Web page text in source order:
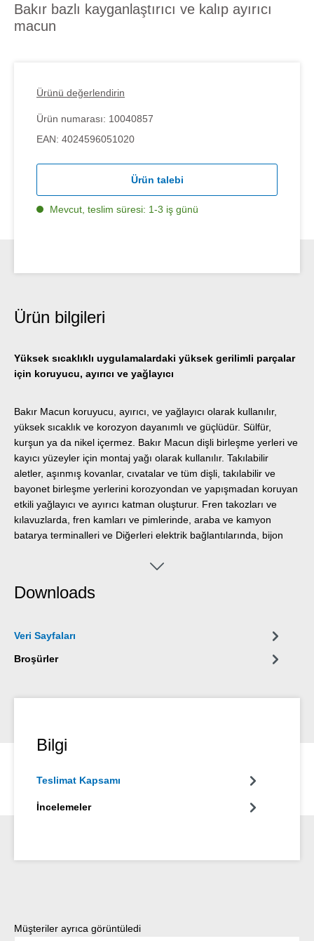
Bakır bazlı kayganlaştırıcı ve kalıp ayırıcı
macun
Ürünü değerlendirin
Ürün numarası: 10040857
EAN: 4024596051020
Ürün talebi
Mevcut, teslim süresi: 1-3 iş günü
Ürün bilgileri
Yüksek sıcaklıklı uygulamalardaki yüksek gerilimli parçalar
için koruyucu, ayırıcı ve yağlayıcı
Bakır Macun koruyucu, ayırıcı, ve yağlayıcı olarak kullanılır,
yüksek sıcaklık ve korozyon dayanımlı ve güçlüdür. Sülfür,
kurşun ya da nikel içermez. Bakır Macun dişli birleşme yerleri ve
kayıcı yüzeyler için montaj yağı olarak kullanılır. Takılabilir
aletler, aşınmış kovanlar, cıvatalar ve tüm dişli, takılabilir ve
bayonet birleşme yerlerini korozyondan ve yapışmadan koruyan
etkili yağlayıcı ve ayırıcı katman oluşturur. Fren takozları ve
kılavuzlarda, fren kamları ve pimlerinde, araba ve kamyon
batarya terminalleri ve Diğerleri elektrik bağlantılarında, bijon
basınçlı hava ve hidrolik çekiçlerde titreşimi azaltmak için
Downloads
Veri Sayfaları
Broşürler
Bilgi
Teslimat Kapsamı
İncelemeler
Ürün galerisini atla
Müşteriler ayrıca görüntüledi